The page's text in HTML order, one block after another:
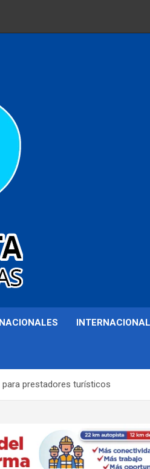
NACIONALES
para prestadores turísticos